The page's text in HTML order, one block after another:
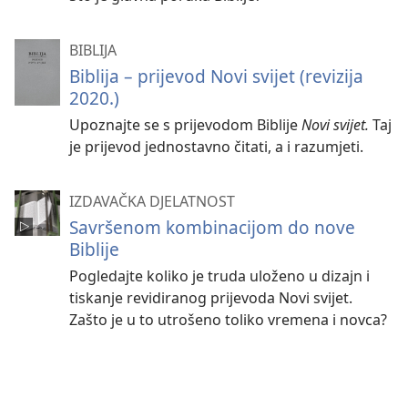
BIBLIJA
Biblija – prijevod Novi svijet (revizija
2020.)
Upoznajte se s prijevodom BiblijeNovi svijet. Taj
je prijevod jednostavno čitati, a i razumjeti.
IZDAVAČKA DJELATNOST
Savršenom kombinacijom do nove
Biblije
Pogledajte koliko je truda uloženo u dizajn i
tiskanje revidiranog prijevoda Novi svijet.
Zašto je u to utrošeno toliko vremena i novca?